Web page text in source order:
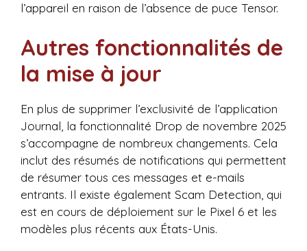
l’appareil en raison de l’absence de puce Tensor.
Autres fonctionnalités de
la mise à jour
En plus de supprimer l’exclusivité de l’application
Journal, la fonctionnalité Drop de novembre 2025
s’accompagne de nombreux changements. Cela
inclut des résumés de notifications qui permettent
de résumer tous ces messages et e-mails
entrants. Il existe également Scam Detection, qui
est en cours de déploiement sur le Pixel 6 et les
modèles plus récents aux États-Unis.